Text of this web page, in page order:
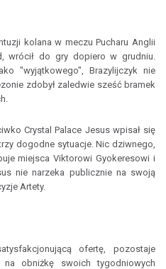
kolana w meczu Pucharu Anglii
wrócił do gry dopiero w grudniu.
"wyjątkowego", Brazylijczyk nie
zdobył zaledwie sześć bramek
Crystal Palace Jesus wpisał się
dogodne sytuacje. Nic dziwnego,
miejsca Viktorowi Gyokeresowi i
nie narzeka publicznie na swoją
Artety.
ofertę, pozostaje
obniżkę swoich tygodniowych